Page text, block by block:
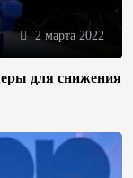
2 марта 2022
для снижения